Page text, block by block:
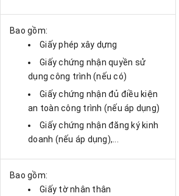
Bao gồm:
Giấy phép xây dựng
Giấy chứng nhận quyền sử
dụng công trình (nếu có)
Giấy chứng nhận đủ điều kiện
an toàn công trình (nếu áp dụng)
Giấy chứng nhận đăng ký kinh
doanh (nếu áp dụng),...
Bao gồm:
Giấy tờ nhân thân